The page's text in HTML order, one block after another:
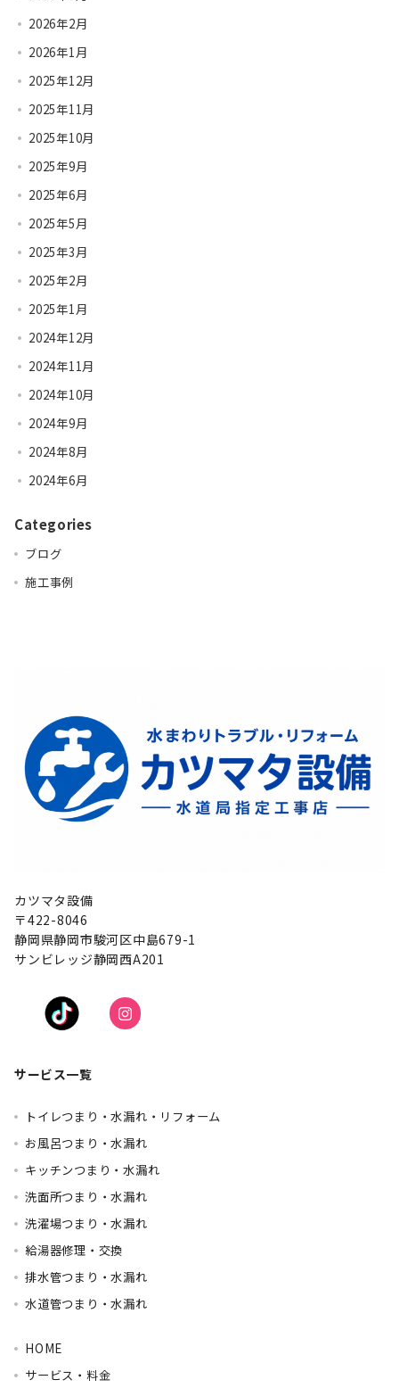
2026年2月
2026年1月
2025年12月
2025年11月
2025年10月
2025年9月
2025年6月
2025年5月
2025年3月
2025年2月
2025年1月
2024年12月
2024年11月
2024年10月
2024年9月
2024年8月
2024年6月
Categories
ブログ
施工事例
カツマタ設備
〒422-8046
静岡県静岡市駿河区中島679-1
サンビレッジ静岡西A201
サービス一覧
トイレつまり・水漏れ・リフォーム
お風呂つまり・水漏れ
キッチンつまり・水漏れ
洗面所つまり・水漏れ
洗濯場つまり・水漏れ
給湯器修理・交換
排水管つまり・水漏れ
水道管つまり・水漏れ
HOME
サービス・料金